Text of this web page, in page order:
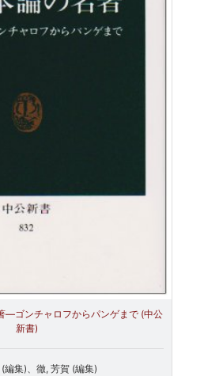
―ゴンチャロフからパンゲまで (中公
新書)
編集)、徹, 芳賀 (編集)